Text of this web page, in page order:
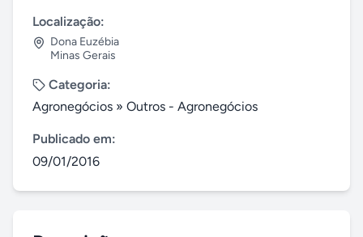
Localização:
Dona Euzébia
Minas Gerais
Categoria:
Agronegócios » Outros - Agronegócios
Publicado em:
09/01/2016